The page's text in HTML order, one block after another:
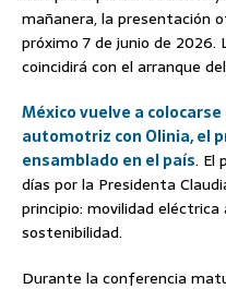
mañanera, la presentación
próximo 7 de junio de 2026.
coincidirá con el arranque
México vuelve a
automotriz con Olinia, el
ensamblado en el país. El
días por la Presidenta
principio: movilidad
sostenibilidad.
Durante la conferencia